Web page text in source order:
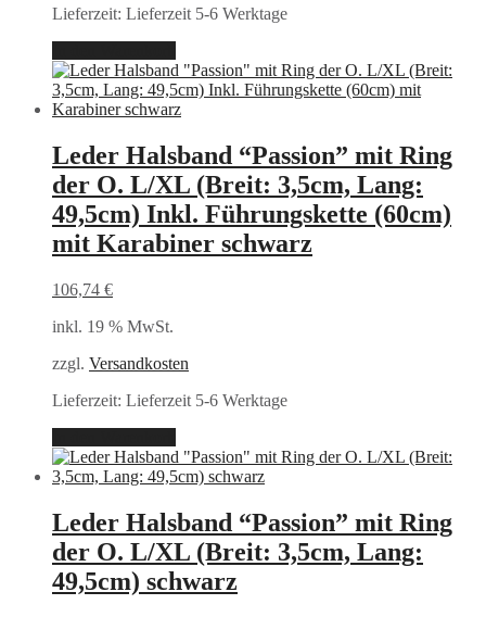
Lieferzeit: Lieferzeit 5-6 Werktage
Leder Halsband “Passion” mit Ring
der O. L/XL (Breit: 3,5cm, Lang:
49,5cm) Inkl. Führungskette (60cm)
mit Karabiner schwarz
106,74 €
inkl. 19 % MwSt.
zzgl. Versandkosten
Lieferzeit: Lieferzeit 5-6 Werktage
Leder Halsband “Passion” mit Ring
der O. L/XL (Breit: 3,5cm, Lang:
49,5cm) schwarz